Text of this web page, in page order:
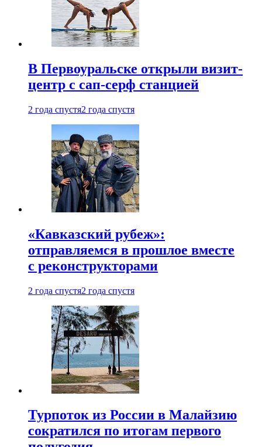
В Первоуральске открыли визит-
центр с сап-серф станцией
2 года спустя2 года спустя
«Кавказский рубеж»:
отправляемся в прошлое вместе
с реконструкторами
2 года спустя2 года спустя
Турпоток из России в Малайзию
сократился по итогам первого